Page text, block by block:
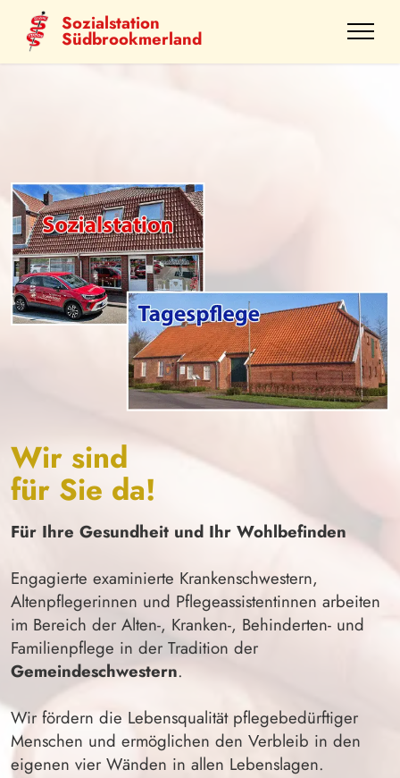
Sozialstation
Südbrookmerland
Wir sind
für Sie da!
Für Ihre Gesundheit und Ihr Wohlbefinden
Engagierte examinierte Krankenschwestern,
Altenpflegerinnen und Pflegeassistentinnen arbeiten
im Bereich der Alten-, Kranken-, Behinderten- und
Familienpflege in der Tradition der
Gemeindeschwestern.
Wir fördern die Lebensqualität pflegebedürftiger
Menschen und ermöglichen den Verbleib in den
eigenen vier Wänden in allen Lebenslagen.